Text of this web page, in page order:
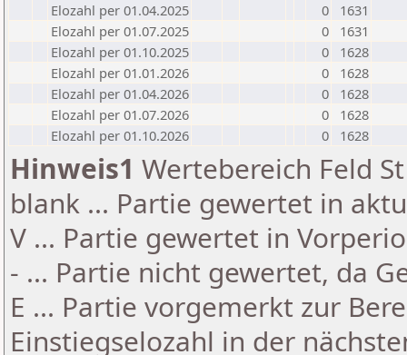
Elozahl per 01.04.2025
0
1631
Elozahl per 01.07.2025
0
1631
Elozahl per 01.10.2025
0
1628
Elozahl per 01.01.2026
0
1628
Elozahl per 01.04.2026
0
1628
Elozahl per 01.07.2026
0
1628
Elozahl per 01.10.2026
0 1628
Hinweis1 Wertebereich Feld
blank ... Partie gewertet in
V ... Partie gewertet in
- ... Partie nicht gewertet, da
E ... Partie vorgemerkt zur
Einstiegselozahl in der